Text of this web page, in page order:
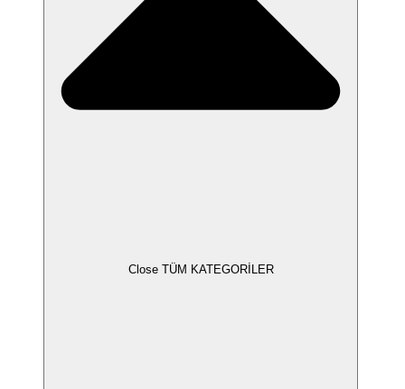
Close TÜM KATEGORİLER